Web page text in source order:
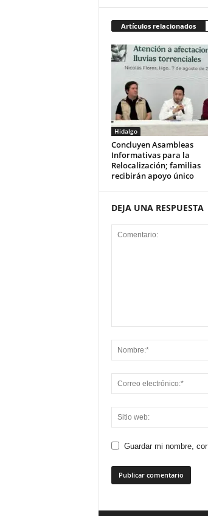
Artículos relacionados
Hidalgo
Concluyen Asambleas
Informativas para la
Relocalización; familias
recibirán apoyo único
DEJA UNA RESPUESTA
Guardar mi nombre,